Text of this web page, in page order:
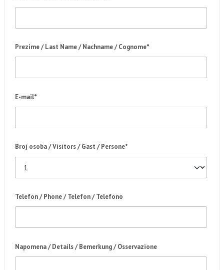
Prezime / Last Name / Nachname / Cognome*
E-mail*
Broj osoba / Visitors / Gast / Persone*
Telefon / Phone / Telefon / Telefono
Napomena / Details / Bemerkung / Osservazione